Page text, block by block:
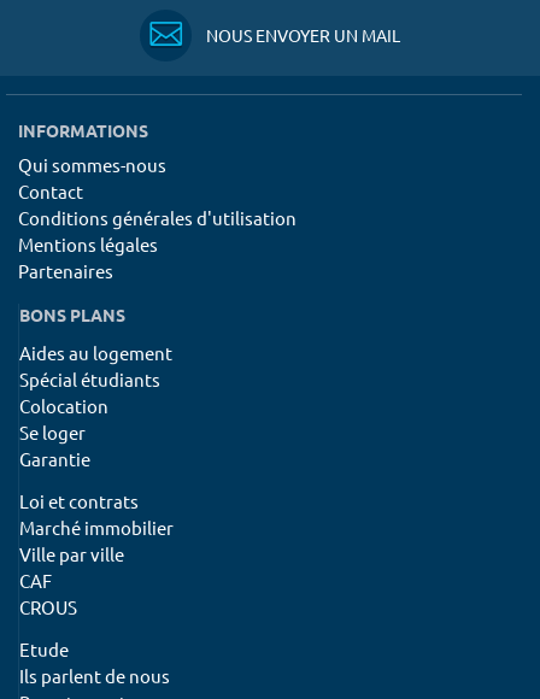
NOUS ENVOYER UN MAIL
INFORMATIONS
Qui sommes-nous
Contact
Conditions générales d'utilisation
Mentions légales
Partenaires
BONS PLANS
Aides au logement
Spécial étudiants
Colocation
Se loger
Garantie
Loi et contrats
Marché immobilier
Ville par ville
CAF
CROUS
Etude
Ils parlent de nous